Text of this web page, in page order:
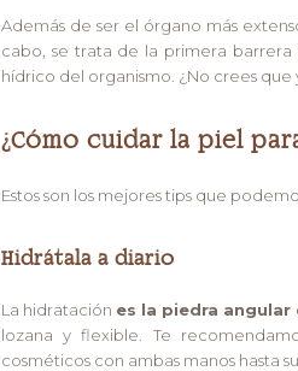
Además de ser el órgano más
cabo, se trata de la primera
hídrico del organismo. ¿No crees
¿Cómo cuidar la piel
Estos son los mejores tips que
Hidrátala a diario
La hidratación es la piedra
lozana y flexible. Te
cosméticos con ambas manos hasta